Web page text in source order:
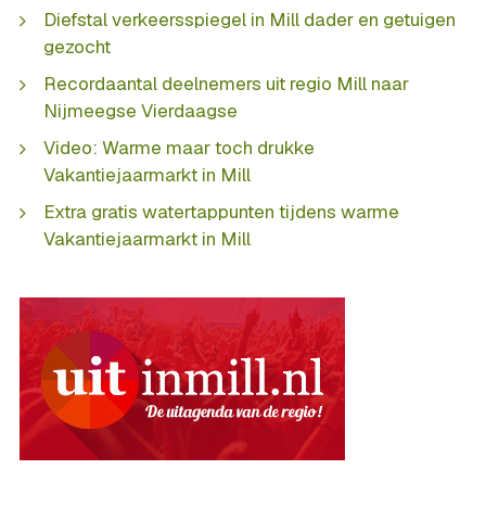
Diefstal verkeersspiegel in Mill dader en getuigen
gezocht
Recordaantal deelnemers uit regio Mill naar
Nijmeegse Vierdaagse
Video: Warme maar toch drukke
Vakantiejaarmarkt in Mill
Extra gratis watertappunten tijdens warme
Vakantiejaarmarkt in Mill